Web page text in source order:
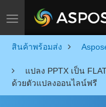
Toggle navigation
สินค้าพร้อมส่ง
แปลง PPTX เป็น
ด้วยตัวแปลงออนไลน์ฟรี